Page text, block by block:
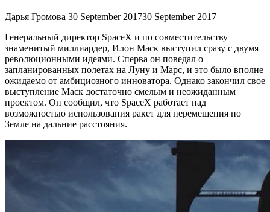
Дарья Громова 30 September 201730 September 2017
Генеральный директор SpaceX и по совместительству
знаменитый миллиардер, Илон Маск выступил сразу с двумя
революционными идеями. Сперва он поведал о
запланированных полетах на Луну и Марс, и это было вполне
ожидаемо от амбициозного инноватора. Однако закончил свое
выступление Маск достаточно смелым и неожиданным
проектом. Он сообщил, что SpaceX работает над
возможностью использования ракет для перемещения по
Земле на дальние расстояния.